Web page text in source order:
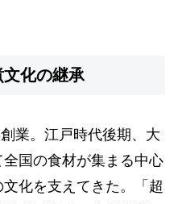
化の継承
業。江戸時代後期、大
国の食材が集まる中心
化を支えてきた。「超